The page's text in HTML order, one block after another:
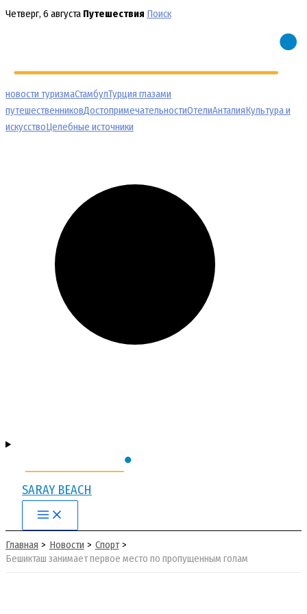
Перейти
Четверг, 6 августа Путешествия Поиск
новости туризмаСтамбулТурция глазами
путешественниковДостопримечательностиОтелиАнталияКультура и
искусствоЦелебные источники
SARAY BEACH
Main
Menu
Главная Новости
Спорт
Бешикташ занимает первое место по пропущенным голам